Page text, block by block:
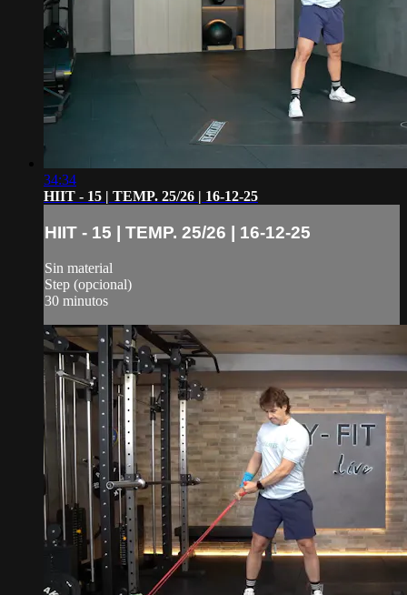
34:34
HIIT - 15 | TEMP. 25/26 | 16-12-25
HIIT - 15 | TEMP. 25/26 | 16-12-25
Sin material
Step (opcional)
30 minutos